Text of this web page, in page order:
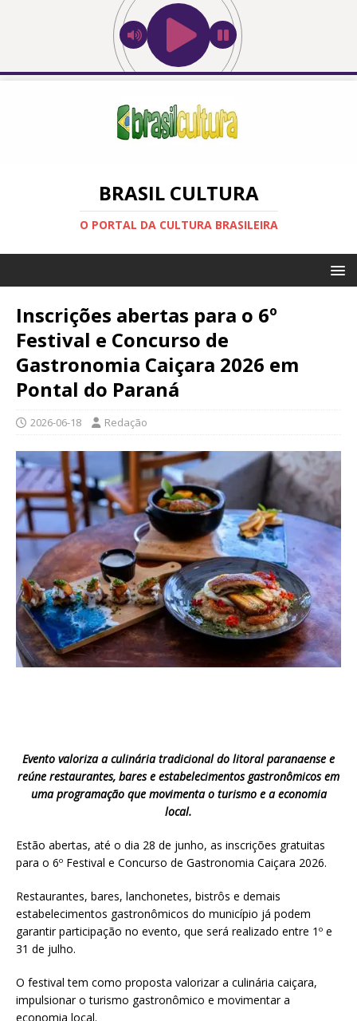
BRASIL CULTURA
O PORTAL DA CULTURA BRASILEIRA
Inscrições abertas para o 6º
Festival e Concurso de
Gastronomia Caiçara 2026 em
Pontal do Paraná
2026-06-18 Redação
Evento valoriza a culinária tradicional do litoral paranaense e
reúne restaurantes, bares e estabelecimentos gastronômicos em
uma programação que movimenta o turismo e a economia
local.
Estão abertas, até o dia 28 de junho, as inscrições gratuitas
para o 6º Festival e Concurso de Gastronomia Caiçara 2026.
Restaurantes, bares, lanchonetes, bistrôs e demais
estabelecimentos gastronômicos do município já podem
garantir participação no evento, que será realizado entre 1º e
31 de julho.
O festival tem como proposta valorizar a culinária caiçara,
impulsionar o turismo gastronômico e movimentar a
economia local.